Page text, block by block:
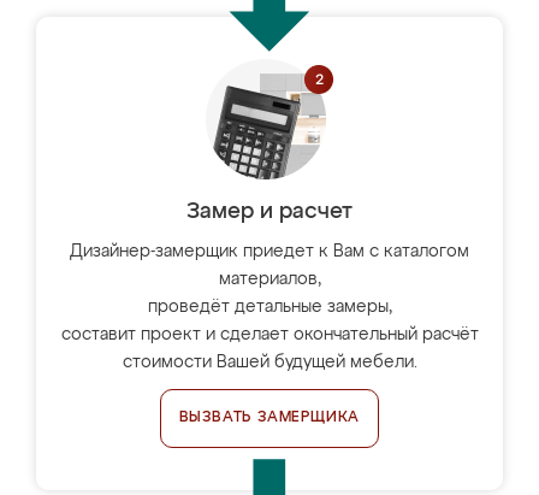
Замер и расчет
Дизайнер-замерщик приедет к Вам с каталогом
материалов,
проведёт детальные замеры,
составит проект и сделает окончательный расчёт
стоимости Вашей будущей мебели.
ВЫЗВАТЬ ЗАМЕРЩИКА